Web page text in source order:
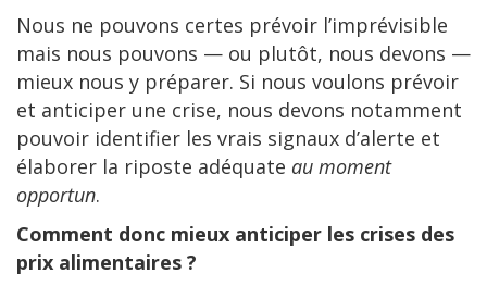
Nous ne pouvons certes prévoir l’imprévisible
mais nous pouvons — ou plutôt, nous devons —
mieux nous y préparer. Si nous voulons prévoir
et anticiper une crise, nous devons notamment
pouvoir identifier les vrais signaux d’alerte et
élaborer la riposte adéquate au moment
opportun.
Comment donc mieux anticiper les crises des
prix alimentaires ?